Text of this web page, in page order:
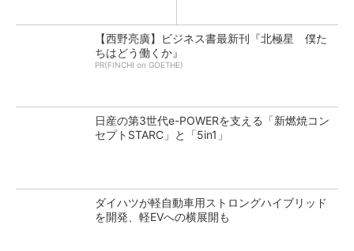
【西野亮廣】ビジネス書最新刊『北極星 僕た
ちはどう働くか』
PR(FINCHI on GOETHE)
日産の第3世代e-POWERを支える「新燃焼コン
セプトSTARC」と「5in1」
ダイハツが軽自動車用ストロングハイブリッド
を開発、軽EVへの横展開も